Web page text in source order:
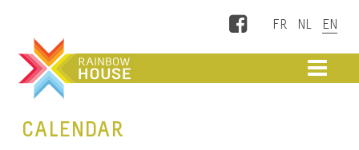
Facebook
CALENDAR